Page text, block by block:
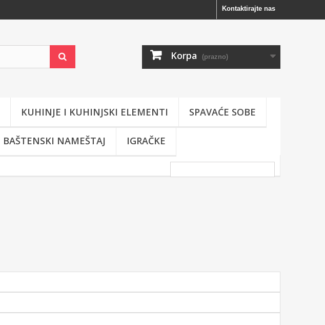
Kontaktirajte nas
Korpa (prazno)
KUHINJE I KUHINJSKI ELEMENTI SPAVAĆE SOBE
BAŠTENSKI NAMEŠTAJ IGRAČKE